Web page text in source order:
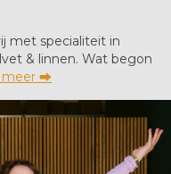
met specialiteit in
& linnen. Wat begon
meer ⮕